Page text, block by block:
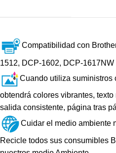
Compatibilidad con
1512, DCP-1602, DCP-1617NW
Cuando utiliza suministros
obtendrá colores vibrantes,
salida consistente, página tras
Cuidar el medio ambiente
Recicle todos sus consumibles